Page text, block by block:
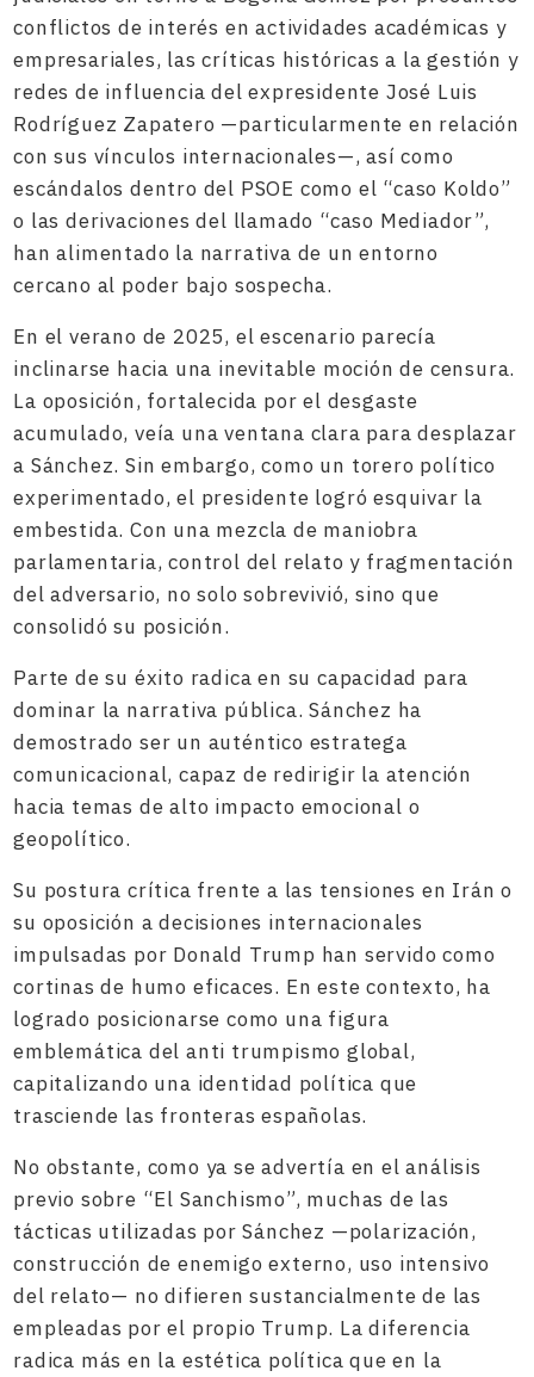
conflictos de interés en actividades académicas y
empresariales, las críticas históricas a la gestión y
redes de influencia del expresidente José Luis
Rodríguez Zapatero —particularmente en relación
con sus vínculos internacionales—, así como
escándalos dentro del PSOE como el “caso Koldo”
o las derivaciones del llamado “caso Mediador”,
han alimentado la narrativa de un entorno
cercano al poder bajo sospecha.
En el verano de 2025, el escenario parecía
inclinarse hacia una inevitable moción de censura.
La oposición, fortalecida por el desgaste
acumulado, veía una ventana clara para desplazar
a Sánchez. Sin embargo, como un torero político
experimentado, el presidente logró esquivar la
embestida. Con una mezcla de maniobra
parlamentaria, control del relato y fragmentación
del adversario, no solo sobrevivió, sino que
consolidó su posición.
Parte de su éxito radica en su capacidad para
dominar la narrativa pública. Sánchez ha
demostrado ser un auténtico estratega
comunicacional, capaz de redirigir la atención
hacia temas de alto impacto emocional o
geopolítico.
Su postura crítica frente a las tensiones en Irán o
su oposición a decisiones internacionales
impulsadas por Donald Trump han servido como
cortinas de humo eficaces. En este contexto, ha
logrado posicionarse como una figura
emblemática del anti trumpismo global,
capitalizando una identidad política que
trasciende las fronteras españolas.
No obstante, como ya se advertía en el análisis
previo sobre “El Sanchismo”, muchas de las
tácticas utilizadas por Sánchez —polarización,
construcción de enemigo externo, uso intensivo
del relato— no difieren sustancialmente de las
empleadas por el propio Trump. La diferencia
radica más en la estética política que en la